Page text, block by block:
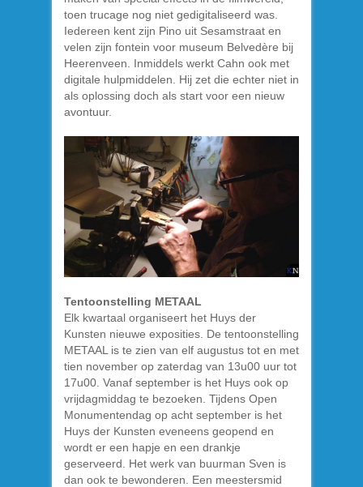
toen trucage nog niet gedigitaliseerd was.
Iedereen kent zijn Pino uit Sesamstraat en
velen zijn fontein voor museum Belvedère bij
Heerenveen. Inmiddels werkt Cahn ook met
digitale hulpmiddelen. Hij zet die echter niet in
als oplossing doch als start voor een nieuw
avontuur.
Tentoonstelling METAAL
Elk kwartaal organiseert het Huys der
Kunsten nieuwe exposities. De tentoonstelling
METAAL is te zien van elf augustus tot en met
tien november op zaterdag van 13u00 uur tot
17u00. Vanaf september is het Huys ook op
vrijdagmiddag te bezoeken. Tijdens Open
Monumentendag op acht september is het
Huys der Kunsten eveneens geopend en
wordt er een hapje en een drankje
geserveerd. Het werk van buurman Sven is
dan ook te bewonderen. Een meestersmid